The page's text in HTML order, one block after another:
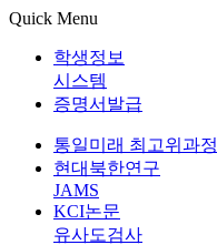
Quick Menu
학생정보
시스템
증명서발급
통일미래 최고위과정
현대북한연구
JAMS
KCI논문
유사도검사